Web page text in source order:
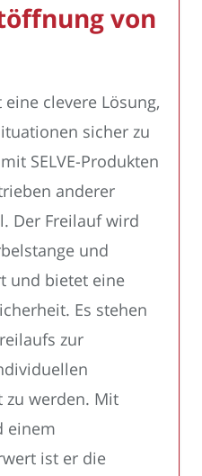
von
eine clevere Lösung,
sicher zu
SELVE-Produkten
anderer
Der Freilauf wird
und
und bietet eine
Es stehen
zur
zu werden. Mit
einem
ist er die